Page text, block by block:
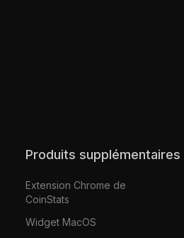
Produits supplémentaires
Extension Chrome de
CoinStats
Widget MacOS